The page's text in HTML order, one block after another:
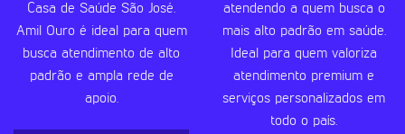
Casa de Saúde São José.
Amil Ouro é ideal para quem
busca atendimento de alto
padrão e ampla rede de
apoio.
atendendo a quem busca o
mais alto padrão em saúde.
Ideal para quem valoriza
atendimento premium e
serviços personalizados em
todo o país.